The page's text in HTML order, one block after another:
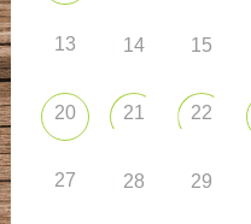
13 14 15
20 21 22
27 28 29